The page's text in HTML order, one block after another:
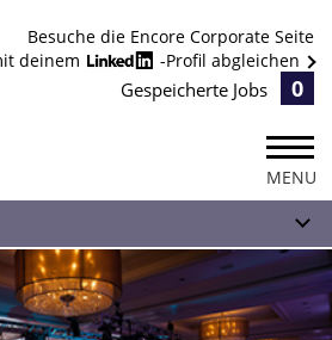
Besuche die Encore Corporate Seite
deinem
-Profil abgleichen
Gespeicherte Jobs 0
MENU